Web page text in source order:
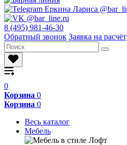
8 (495) 981-46-30
Обратный звонок Заявка на расчёт
0
Корзина 0
Корзина 0
Весь каталог
Мебель